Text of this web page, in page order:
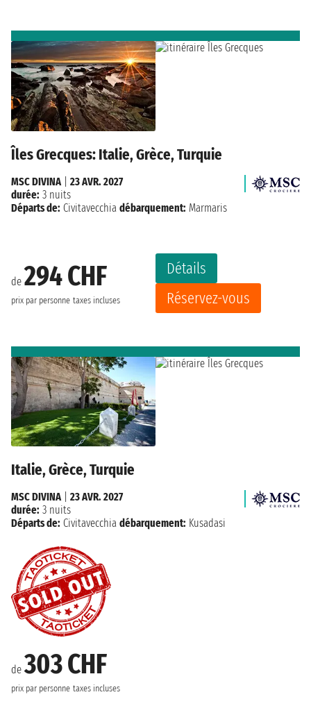
Îles Grecques: Italie, Grèce, Turquie
de 294 CHF
prix par personne taxes incluses
Détails
Réservez-vous
MSC DIVINA| 23 AVR. 2027
durée: 3 nuits
Départs de: Civitavecchia débarquement: Marmaris
Italie, Grèce, Turquie
de303 CHF
prix par personne taxes incluses
MSC DIVINA| 23 AVR. 2027
durée: 3 nuits
Départs de: Civitavecchia débarquement: Kusadasi